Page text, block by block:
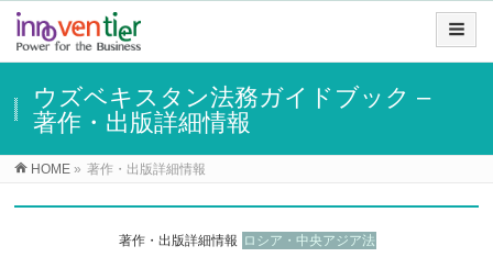
ウズベキスタン法務ガイドブック –
著作・出版詳細情報
HOME » 著作・出版詳細情報
著作・出版詳細情報 ロシア・中央アジア法